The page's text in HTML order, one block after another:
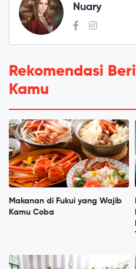
Nuary
Rekomendasi
Kamu
Makanan di Fukui yang Wajib
Kamu Coba